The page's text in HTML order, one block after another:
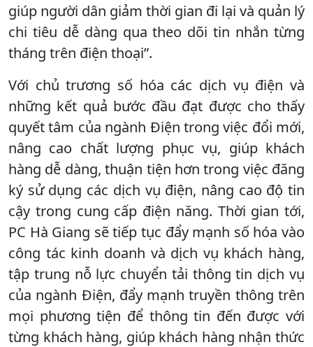
giúp người dân giảm thời gian đi lại và quản lý
chi tiêu dễ dàng qua theo dõi tin nhắn từng
tháng trên điện thoại”.
Với chủ trương số hóa các dịch vụ điện và
những kết quả bước đầu đạt được cho thấy
quyết tâm của ngành Điện trong việc đổi mới,
nâng cao chất lượng phục vụ, giúp khách
hàng dễ dàng, thuận tiện hơn trong việc đăng
ký sử dụng các dịch vụ điện, nâng cao độ tin
cậy trong cung cấp điện năng. Thời gian tới,
PC Hà Giang sẽ tiếp tục đẩy mạnh số hóa vào
công tác kinh doanh và dịch vụ khách hàng,
tập trung nỗ lực chuyển tải thông tin dịch vụ
của ngành Điện, đẩy mạnh truyền thông trên
mọi phương tiện để thông tin đến được với
từng khách hàng, giúp khách hàng nhận thức